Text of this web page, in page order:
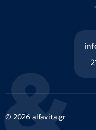
© 2026 alfavita.gr